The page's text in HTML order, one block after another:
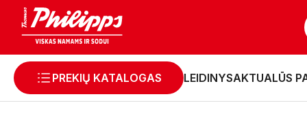
PREKIŲ KATALOGAS LEIDINYSAKTUALŪS